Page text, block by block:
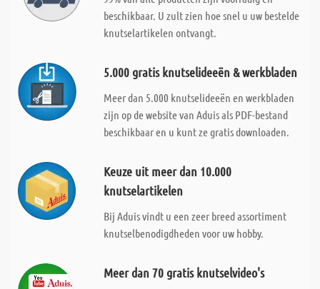
beschikbaar. U zult zien hoe snel u uw bestelde
knutselartikelen ontvangt.
5.000 gratis knutselideeën & werkbladen
Meer dan 5.000 knutselideeën en werkbladen
zijn op de website van Aduis als PDF-bestand
beschikbaar en u kunt ze gratis downloaden.
Keuze uit meer dan 10.000
knutselartikelen
Bij Aduis vindt u een zeer breed assortiment
knutselbenodigdheden voor uw hobby.
Meer dan 70 gratis knutselvideo's